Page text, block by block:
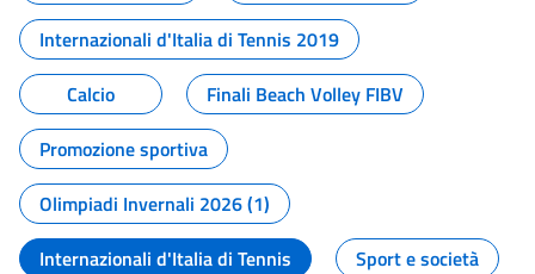
Internazionali d'Italia di Tennis 2019
Calcio
Finali Beach Volley FIBV
Promozione sportiva
Olimpiadi Invernali 2026 (1)
Internazionali d'Italia di Tennis
Sport e società